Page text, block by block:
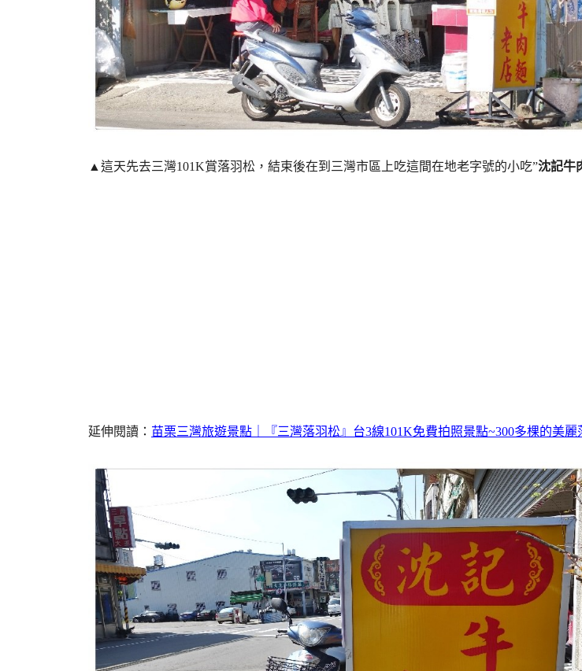
▲這天先去三灣101K賞落羽松，結束後在到三灣市區上吃這間在地老字號的小吃”沈記牛
延伸閱讀： 苗栗三灣旅遊景點｜『三灣落羽松』台3線101K免費拍照景點~300多棵的美麗